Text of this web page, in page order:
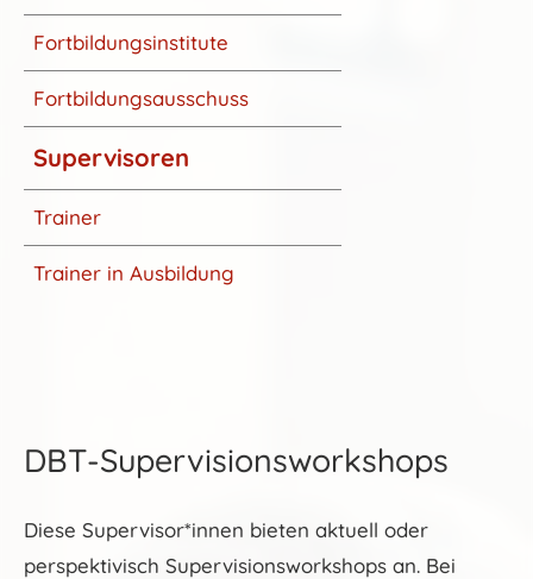
Fortbildungsinstitute
Fortbildungsausschuss
Supervisoren
Trainer
Trainer in Ausbildung
DBT-Supervisionsworkshops
Diese Supervisor*innen bieten aktuell oder
perspektivisch Supervisionsworkshops an. Bei